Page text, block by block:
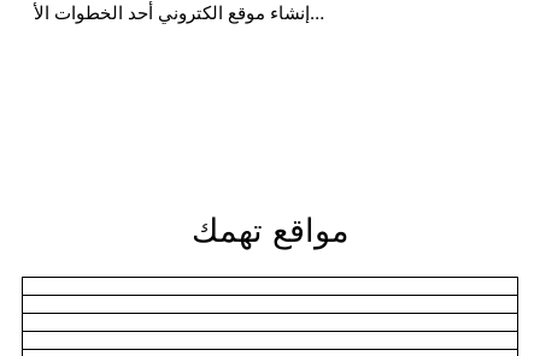
إنشاء موقع الكتروني أحد الخطوات الأ…
مواقع تهمك